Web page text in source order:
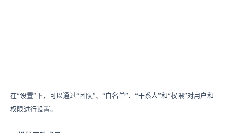
在“设置”下，可以通过“团队”、“白名单”、“干系人”和“权限”对用户和
权限进行设置。